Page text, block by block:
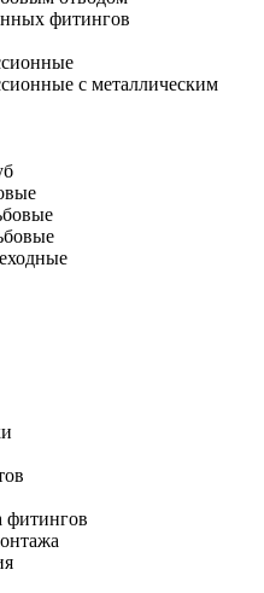
фитингов
с металлическим
фитингов